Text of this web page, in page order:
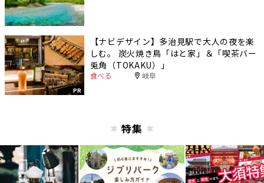
PR
【ナビデザイン】多治見駅で大人の夜を楽
しむ。 炭火焼き鳥「はと家」＆「喫茶バー
兎角（TOKAKU）」
食べる 岐阜
特集